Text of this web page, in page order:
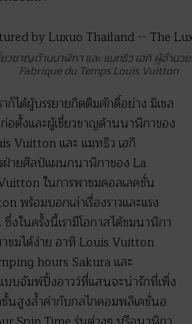
วชาญด้านนาฬิกา และ แมทธิว เฮกิ ผู้อำน
Fabrique du Temps Louis Vuitton
ได้ผู้บรรยายกิตติมศักดิ์อย่าง มิเชล
อตั้งและผู้เชี่ยวชาญด้านนาฬิกาของ
Vuitton และ แมทธิว เฮกิ
ายศิลป์แผนกนาฬิกาของ La
ในการพาชมคอลเลคชั่น
พร้อมบอกเล่าเรื่องราวและแรง
งในครั้งนี้เรามีโอกาสได้ชมนาฬิกา
มได้ง่าย อาทิ Louis Vuitton
hours Sakura และ
บจัมพ์ปิ้งอาวว์ที่แสนจะน่ารักที่เพิ่ง
นสูงล้ำค่ากับกลไกคอมพลิเคชั่นอ